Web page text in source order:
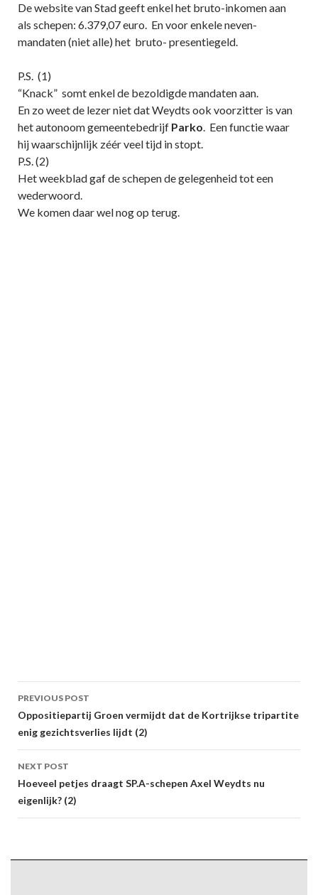
De website van Stad geeft enkel het bruto-inkomen aan
als schepen: 6.379,07 euro. En voor enkele neven-
mandaten (niet alle) het bruto- presentiegeld.
P.S. (1)
“Knack” somt enkel de bezoldigde mandaten aan.
En zo weet de lezer niet dat Weydts ook voorzitter is van
het autonoom gemeentebedrijf Parko. Een functie waar
hij waarschijnlijk zéér veel tijd in stopt.
P.S. (2)
Het weekblad gaf de schepen de gelegenheid tot een
wederwoord.
We komen daar wel nog op terug.
Post
navigation
PREVIOUS POST
Oppositiepartij Groen vermijdt dat de Kortrijkse tripartite
enig gezichtsverlies lijdt (2)
NEXT POST
Hoeveel petjes draagt SP.A-schepen Axel Weydts nu
eigenlijk? (2)